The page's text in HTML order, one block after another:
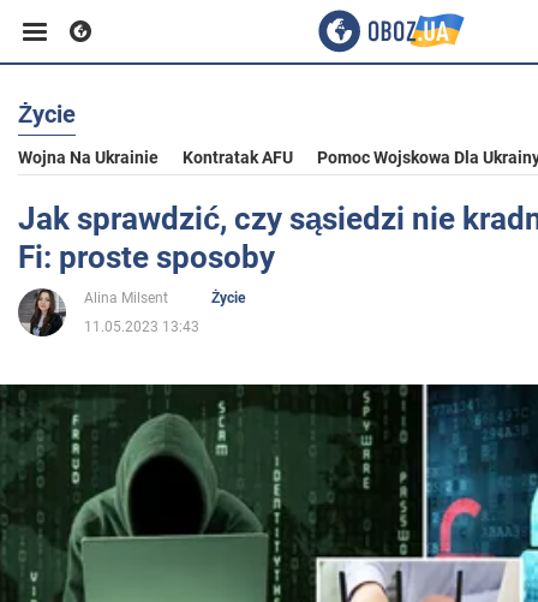
Biznes
Sport
Rozrywka
Polityka
Społeczeństwo
Wojna na Ukrainie
Życie
Wojna Na Ukrainie Kontratak AFU Pomoc Wojskowa Dla
Jak sprawdzić, czy sąsiedzi nie
Fi: proste sposoby
Alina Milsent
Życie
11.05.2023 13:43